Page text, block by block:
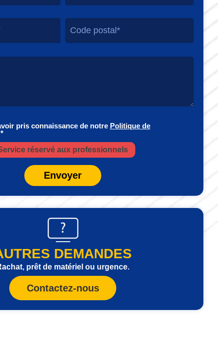
pris connaissance de notre Politique de
réservé aux professionnels
Envoyer
DEMANDES
prêt de matériel ou urgence.
Contactez-nous